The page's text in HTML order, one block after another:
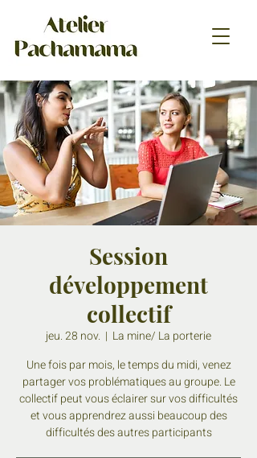
Session
développement
collectif
jeu. 28 nov.
  |
La mine/ La porterie
Une fois par mois, le temps du midi, venez
partager vos problématiques au groupe. Le
collectif peut vous éclairer sur vos difficultés
et vous apprendrez aussi beaucoup des
difficultés des autres participants